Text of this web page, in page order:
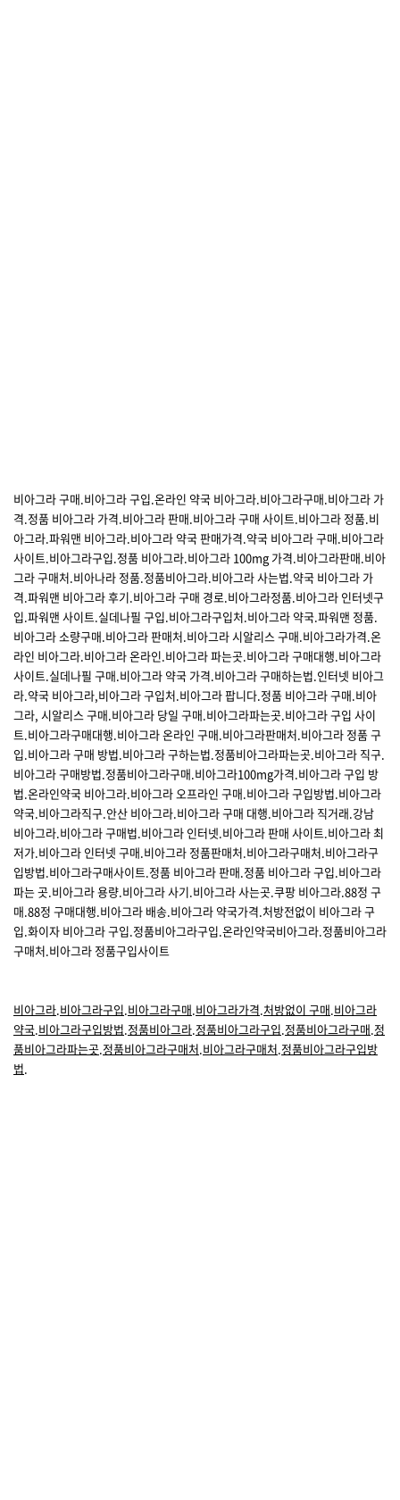
비아그라 구매.비아그라 구입.온라인 약국 비아그라.비아그라구매.비아그라 가
격.정품 비아그라 가격.비아그라 판매.비아그라 구매 사이트.비아그라 정품.비
아그라.파워맨 비아그라.비아그라 약국 판매가격.약국 비아그라 구매.비아그라
사이트.비아그라구입.정품 비아그라.비아그라 100mg 가격.비아그라판매.비아
그라 구매처.비아나라 정품.정품비아그라.비아그라 사는법.약국 비아그라 가
격.파워맨 비아그라 후기.비아그라 구매 경로.비아그라정품.비아그라 인터넷구
입.파워맨 사이트.실데나필 구입.비아그라구입처.비아그라 약국.파워맨 정품.
비아그라 소량구매.비아그라 판매처.비아그라 시알리스 구매.비아그라가격.온
라인 비아그라.비아그라 온라인.비아그라 파는곳.비아그라 구매대행.비아그라
사이트.실데나필 구매.비아그라 약국 가격.비아그라 구매하는법.인터넷 비아그
라.약국 비아그라,비아그라 구입처.비아그라 팝니다.정품 비아그라 구매.비아
그라, 시알리스 구매.비아그라 당일 구매.비아그라파는곳.비아그라 구입 사이
트.비아그라구매대행.비아그라 온라인 구매.비아그라판매처.비아그라 정품 구
입.비아그라 구매 방법.비아그라 구하는법.정품비아그라파는곳.비아그라 직구.
비아그라 구매방법.정품비아그라구매.비아그라100mg가격.비아그라 구입 방
법.온라인약국 비아그라.비아그라 오프라인 구매.비아그라 구입방법.비아그라
약국.비아그라직구.안산 비아그라.비아그라 구매 대행.비아그라 직거래.강남
비아그라.비아그라 구매법.비아그라 인터넷.비아그라 판매 사이트.비아그라 최
저가.비아그라 인터넷 구매.비아그라 정품판매처.비아그라구매처.비아그라구
입방법.비아그라구매사이트.정품 비아그라 판매.정품 비아그라 구입.비아그라
파는 곳.비아그라 용량.비아그라 사기.비아그라 사는곳.쿠팡 비아그라.88정 구
매.88정 구매대행.비아그라 배송.비아그라 약국가격.처방전없이 비아그라 구
입.화이자 비아그라 구입.정품비아그라구입.온라인약국비아그라.정품비아그라
구매처.비아그라 정품구입사이트
비아그라.비아그라구입.비아그라구매.비아그라가격.처방없이 구매.비아그라
약국.비아그라구입방법.정품비아그라.정품비아그라구입.정품비아그라구매.정
품비아그라파는곳.정품비아그라구매처.비아그라구매처.정품비아그라구입방
법.